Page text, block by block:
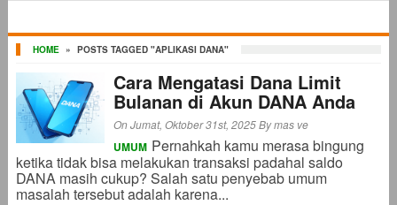
HOME » POSTS TAGGED "APLIKASI DANA"
Cara Mengatasi Dana Limit
Bulanan di Akun DANA Anda
On Jumat, Oktober 31st, 2025 Bymas ve
UMUM Pernahkah kamu merasa bingung
ketika tidak bisa melakukan transaksi padahal saldo
DANA masih cukup? Salah satu penyebab umum
masalah tersebut adalah karena...